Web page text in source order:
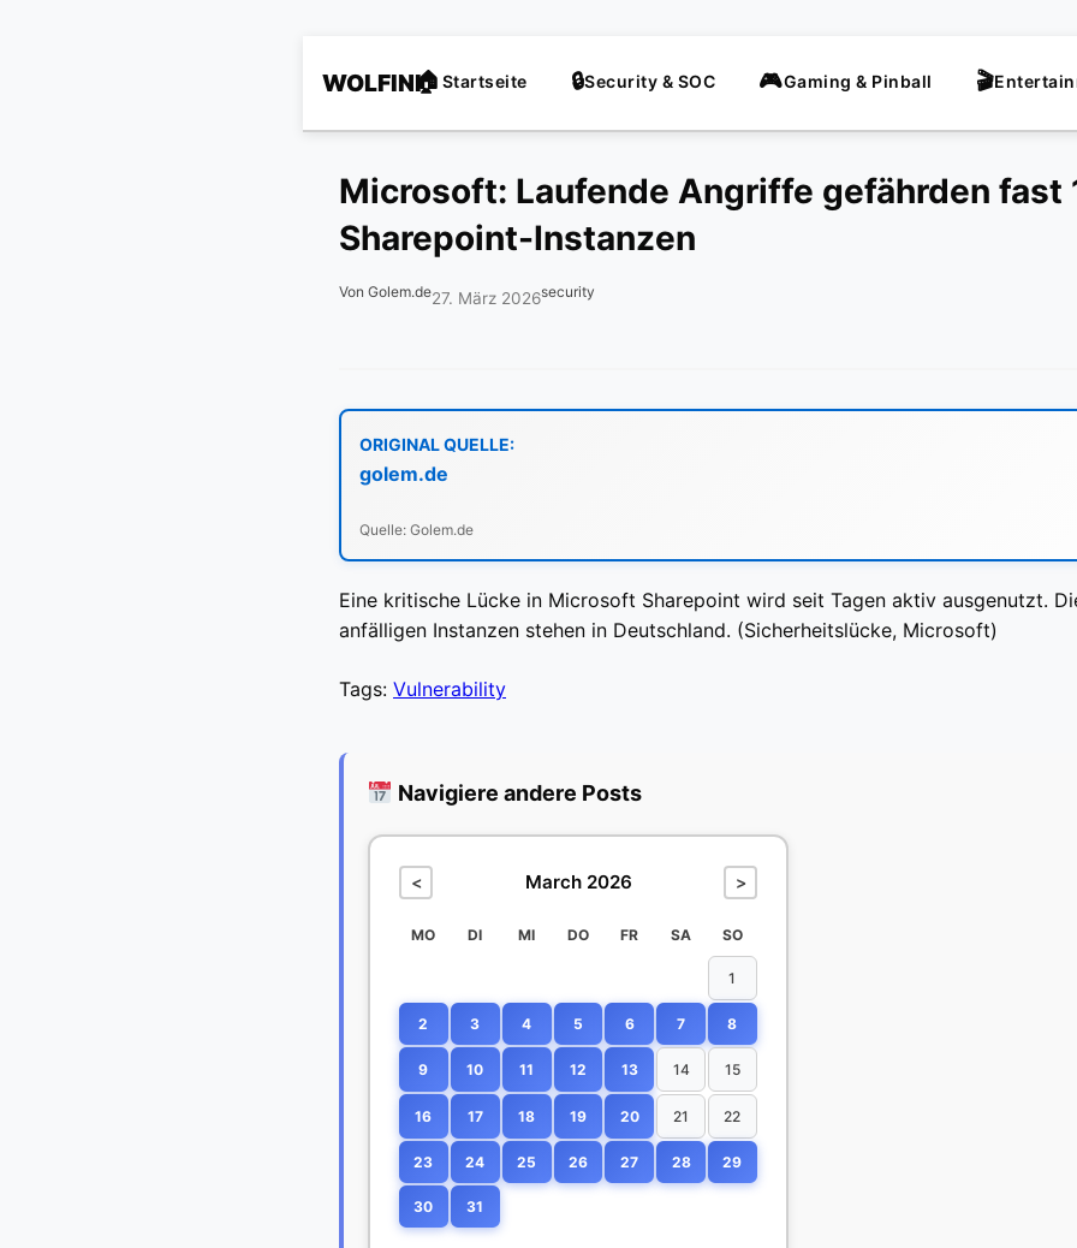
WOLFINI Startseite Security & SOC Gaming & Pinball
Microsoft: Laufende Angriffe gefährden fast
Sharepoint-Instanzen
Von Golem.de27. März 2026security
ORIGINAL QUELLE:
golem.de
Quelle: Golem.de
Eine kritische Lücke in Microsoft Sharepoint wird seit Tagen aktiv ausgenutzt.
anfälligen Instanzen stehen in Deutschland. (Sicherheitslücke, Microsoft)
Tags: Vulnerability
Navigiere andere Posts
< March 2026 >
MO DI MI DO FR SA SO
1
2 3 4 5 6 7 8
9 10 11 12 13 14 15
16 17 18 19 20 21 22
23 24 25 26 27 28 29
30 31